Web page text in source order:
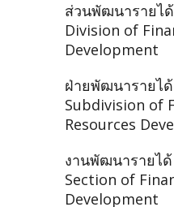
ส่วนพัฒนารายได้
Division of
Development
ฝ่ายพัฒนารายได้
Subdivision of
Resources
งานพัฒนารายได้
Section of
Development